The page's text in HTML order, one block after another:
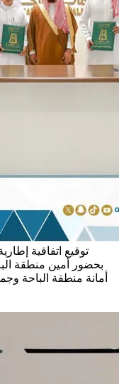
توقيع اتفاقية
بحضور أمين منطقة
أمانة منطقة الباحة